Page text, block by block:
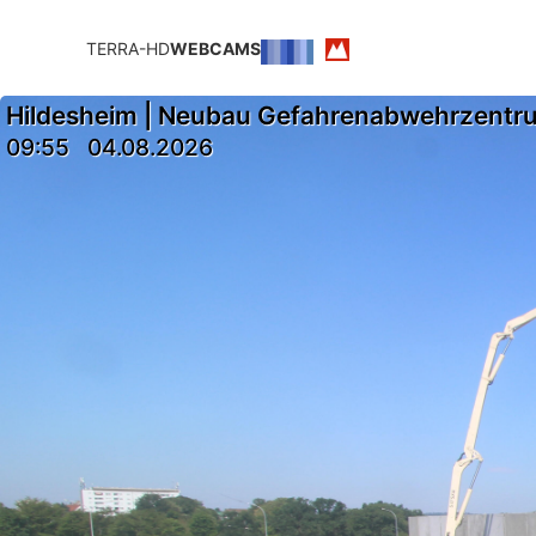
TERRA-HDWEBCAMS
Hildesheim | Neubau
09:55 04.08.2026